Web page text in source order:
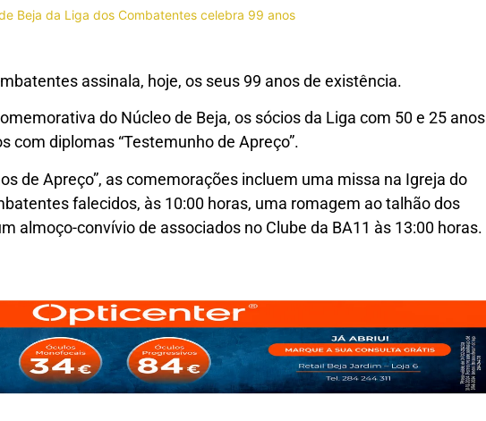
Beja da Liga dos Combatentes celebra 99 anos
assinala, hoje, os seus 99 anos de existência.
do Núcleo de Beja, os sócios da Liga com 50 e 25 anos
com diplomas “Testemunho de Apreço”.
de Apreço”, as comemorações incluem uma missa na Igreja do
falecidos, às 10:00 horas, uma romagem ao talhão dos
almoço-convívio de associados no Clube da BA11 às 13:00 horas.